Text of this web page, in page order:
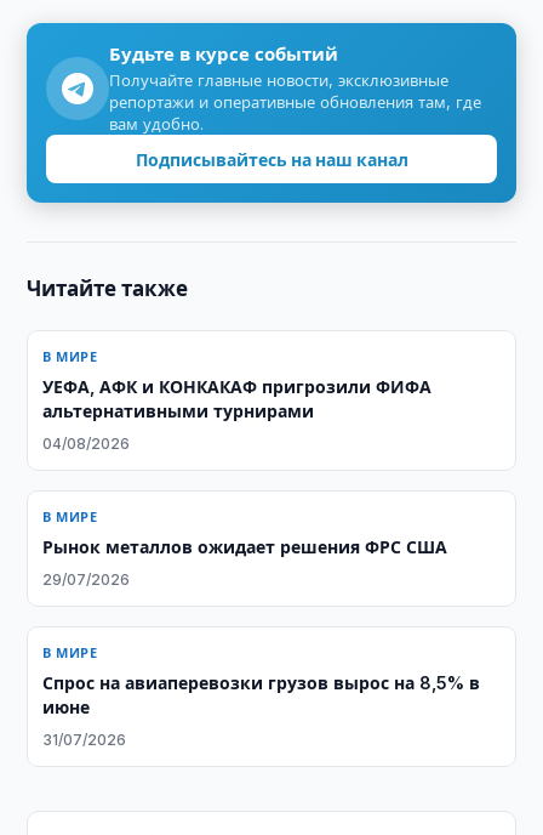
Будьте в курсе событий
Получайте главные новости, эксклюзивные
репортажи и оперативные обновления там, где
вам удобно.
Подписывайтесь на наш канал
Читайте также
В МИРЕ
УЕФА, АФК и КОНКАКАФ пригрозили ФИФА
альтернативными турнирами
04/08/2026
В МИРЕ
Рынок металлов ожидает решения ФРС США
29/07/2026
В МИРЕ
Спрос на авиаперевозки грузов вырос на 8,5% в
июне
31/07/2026